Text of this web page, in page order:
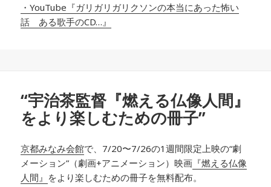
・YouTube『ガリガリガリクソンの本当にあった怖い
話 ある歌手のCD…』
“宇治茶監督『燃える仏像人間』
をより楽しむための冊子”
京都みなみ会館で、7/20〜7/26の1週間限定上映の“劇
メーション”（劇画+アニメーション）映画 『燃える仏像
人間』 をより楽しむための冊子を無料配布。